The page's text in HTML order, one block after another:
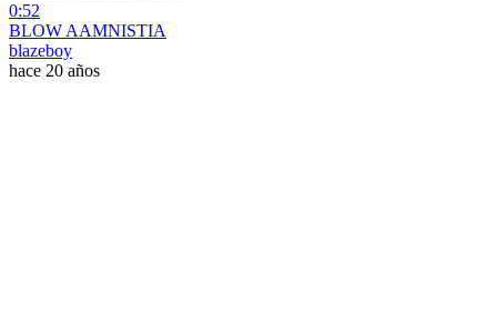
0:52
BLOW AAMNISTIA
blazeboy
hace 20 años